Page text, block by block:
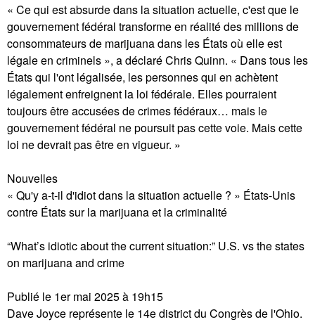
« Ce qui est absurde dans la situation actuelle, c'est que le
gouvernement fédéral transforme en réalité des millions de
consommateurs de marijuana dans les États où elle est
légale en criminels », a déclaré Chris Quinn. « Dans tous les
États qui l'ont légalisée, les personnes qui en achètent
légalement enfreignent la loi fédérale. Elles pourraient
toujours être accusées de crimes fédéraux… mais le
gouvernement fédéral ne poursuit pas cette voie. Mais cette
loi ne devrait pas être en vigueur. »
Nouvelles
« Qu'y a-t-il d'idiot dans la situation actuelle ? » États-Unis
contre États sur la marijuana et la criminalité
“What’s idiotic about the current situation:” U.S. vs the states
on marijuana and crime
Publié le 1er mai 2025 à 19h15
Dave Joyce représente le 14e district du Congrès de l'Ohio.